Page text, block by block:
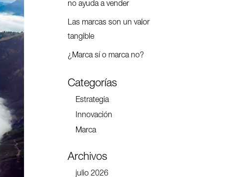
no ayuda a vender
Las marcas son un valor
tangible
¿Marca sí o marca no?
Categorías
Estrategia
Innovación
Marca
Archivos
julio 2026